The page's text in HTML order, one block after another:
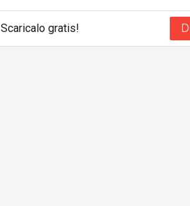
Scaricalo gratis!